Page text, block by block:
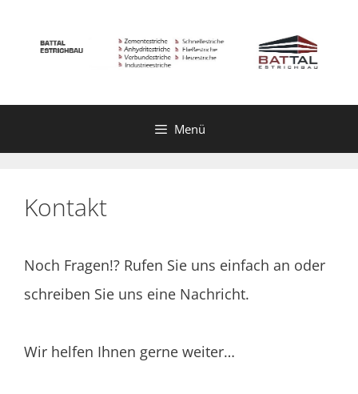
Menü
Kontakt
Noch Fragen!? Rufen Sie uns einfach an oder
schreiben Sie uns eine Nachricht.
Wir helfen Ihnen gerne weiter…